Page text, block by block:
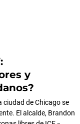
y
ciudad de Chicago se
El alcalde, Brandon